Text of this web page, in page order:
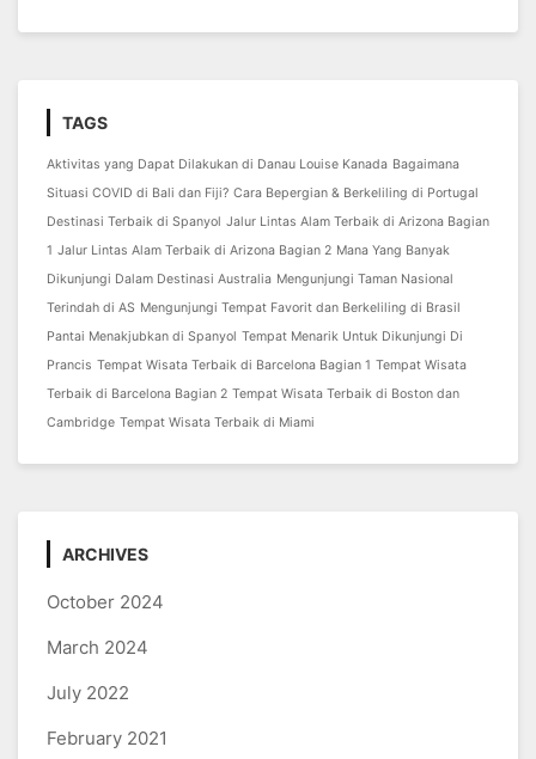
TAGS
Aktivitas yang Dapat Dilakukan di Danau Louise Kanada Bagaimana
Situasi COVID di Bali dan Fiji? Cara Bepergian & Berkeliling di Portugal
Destinasi Terbaik di Spanyol Jalur Lintas Alam Terbaik di Arizona Bagian
1 Jalur Lintas Alam Terbaik di Arizona Bagian 2 Mana Yang Banyak
Dikunjungi Dalam Destinasi Australia Mengunjungi Taman Nasional
Terindah di AS Mengunjungi Tempat Favorit dan Berkeliling di Brasil
Pantai Menakjubkan di Spanyol Tempat Menarik Untuk Dikunjungi Di
Prancis Tempat Wisata Terbaik di Barcelona Bagian 1 Tempat Wisata
Terbaik di Barcelona Bagian 2 Tempat Wisata Terbaik di Boston dan
Cambridge Tempat Wisata Terbaik di Miami
ARCHIVES
October 2024
March 2024
July 2022
February 2021